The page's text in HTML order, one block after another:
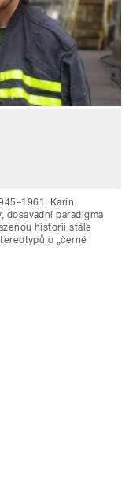
Karin
dosavadní paradigma
historii stále
o „černé